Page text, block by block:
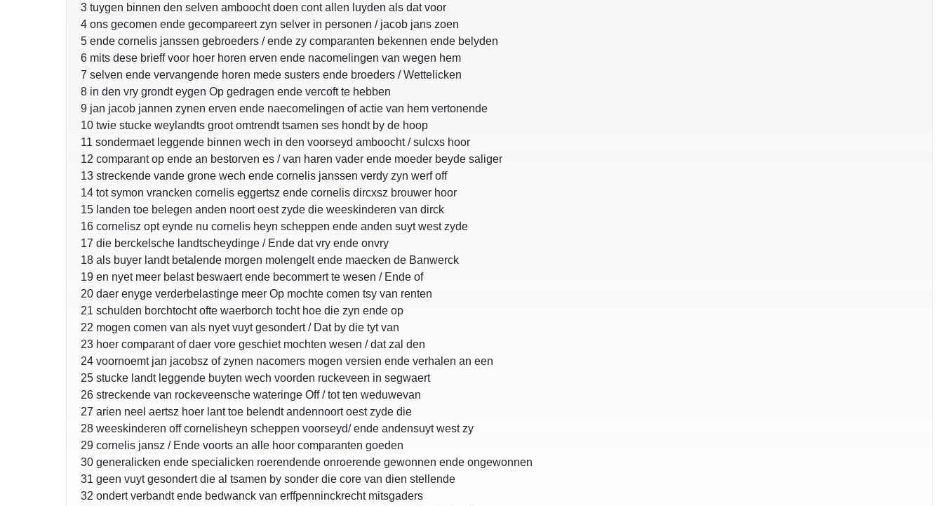
3 tuygen binnen den selven amboocht doen cont allen luyden als dat voor
4 ons gecomen ende gecompareert zyn selver in personen / jacob jans zoen
5 ende cornelis janssen gebroeders / ende zy comparanten bekennen ende belyden
6 mits dese brieff voor hoer horen erven ende nacomelingen van wegen hem
7 selven ende vervangende horen mede susters ende broeders / Wettelicken
8 in den vry grondt eygen Op gedragen ende vercoft te hebben
9 jan jacob jannen zynen erven ende naecomelingen of actie van hem vertonende
10 twie stucke weylandts groot omtrendt tsamen ses hondt by de hoop
11 sondermaet leggende binnen wech in den voorseyd amboocht / sulcxs hoor
12 comparant op ende an bestorven es / van haren vader ende moeder beyde saliger
13 streckende vande grone wech ende cornelis janssen verdy zyn werf off
14 tot symon vrancken cornelis eggertsz ende cornelis dircxsz brouwer hoor
15 landen toe belegen anden noort oest zyde die weeskinderen van dirck
16 cornelisz opt eynde nu cornelis heyn scheppen ende anden suyt west zyde
17 die berckelsche landtscheydinge / Ende dat vry ende onvry
18 als buyer landt betalende morgen molengelt ende maecken de Banwerck
19 en nyet meer belast beswaert ende becommert te wesen / Ende of
20 daer enyge verderbelastinge meer Op mochte comen tsy van renten
21 schulden borchtocht ofte waerborch tocht hoe die zyn ende op
22 mogen comen van als nyet vuyt gesondert / Dat by die tyt van
23 hoer comparant of daer vore geschiet mochten wesen / dat zal den
24 voornoemt jan jacobsz of zynen nacomers mogen versien ende verhalen an een
25 stucke landt leggende buyten wech voorden ruckeveen in segwaert
26 streckende van rockeveensche wateringe Off / tot ten weduwevan
27 arien neel aertsz hoer lant toe belendt andennoort oest zyde die
28 weeskinderen off cornelisheyn scheppen voorseyd/ ende andensuyt west zy
29 cornelis jansz / Ende voorts an alle hoor comparanten goeden
30 generalicken ende specialicken roerendende onroerende gewonnen ende ongewonnen
31 geen vuyt gesondert die al tsamen by sonder die core van dien stellende
32 ondert verbandt ende bedwanck van erffpenninckrecht mitsgaders